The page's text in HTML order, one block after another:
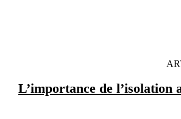
L’importance de l’isolation